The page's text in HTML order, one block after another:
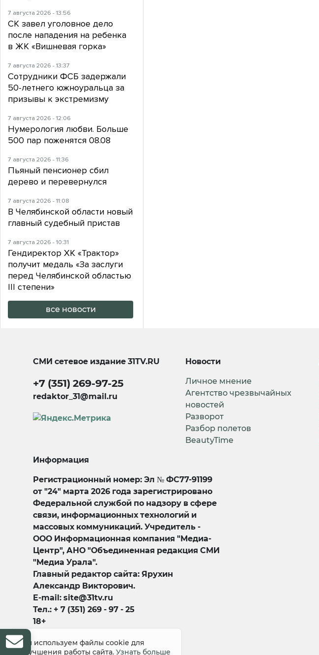
7 августа 2026 - 13:56
СК завел уголовное дело
после нападения на ребенка
в ЖК «Вишневая горка»
7 августа 2026 - 13:37
Сотрудники ФСБ задержали
50-летнего южноуральца за
призывы к экстремизму
7 августа 2026 - 12:06
Нумерология любви. Больше
500 пар поженятся 08.08
7 августа 2026 - 11:36
Пьяный пенсионер сбил
дерево и перевернулся
7 августа 2026 - 11:08
В Челябинской области новый
главный судебный пристав
7 августа 2026 - 10:31
Гендиректор ХК «Трактор»
получит медаль «За заслуги
перед Челябинской областью
III степени»
все новости
СМИ сетевое издание31TV.RU
+7 (351) 269-97-25
redaktor_31@mail.ru
Новости
Личное мнение
Агентство чрезвычайных
новостей
Разворот
Разбор полетов
BeautyTime
Информация
Регистрационный номер: Эл № ФС77-91199
от "24" марта 2026 года зарегистрировано
Федеральной службой по надзору в сфере
связи, информационных технологий и
массовых коммуникаций. Учредитель -
ООО Информационная компания "Медиа-
Центр", АНО "Объединенная редакция СМИ
"Медиа Урала".
Главный редактор сайта: Ярухин
Александр Викторович.
E-mail: site@31tv.ru
Тел.: + 7 (351) 269 - 97 - 25
18+
Мы используем файлы cookie для
улучшения работы сайта. Узнать больше